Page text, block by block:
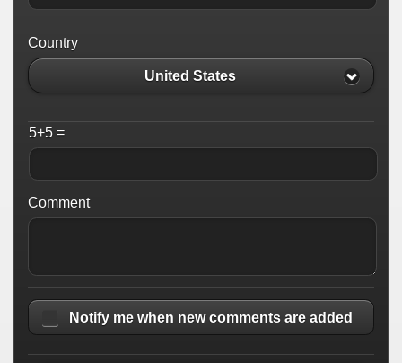
Country
United States
5+5 =
Comment
Notify me when new comments are added